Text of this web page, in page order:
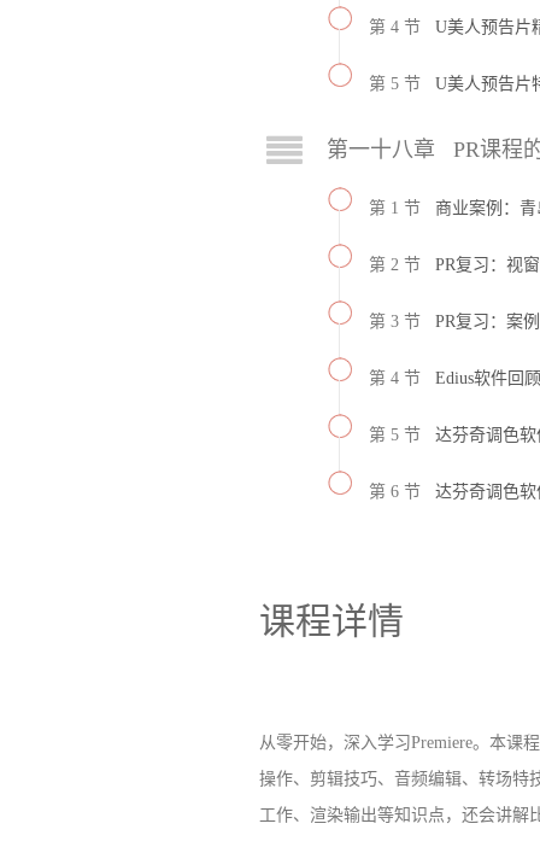
第 4 节 U美人预告片
第 5 节 U美人预告片
第一十八章 PR课程
第 1 节 商业案例：
第 2 节 PR复习：视
第 3 节 PR复习：案
第 4 节 Edius软件回
第 5 节 达芬奇调色
第 6 节 达芬奇调色
课程详情
从零开始，深入学习Premiere。本课
操作、剪辑技巧、音频编辑、转场特
工作、渲染输出等知识点，还会讲解